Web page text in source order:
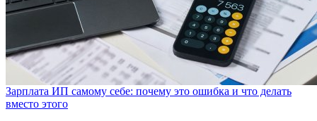
Зарплата ИП самому себе: почему это ошибка и что делать
вместо этого